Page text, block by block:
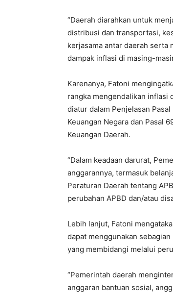
“Daerah diarahkan untuk
distribusi dan transportasi,
kerjasama antar daerah serta
dampak inflasi di masing-
Karenanya, Fatoni
rangka mengendalikan inflasi
diatur dalam Penjelasan
Keuangan Negara dan Pasal
Keuangan Daerah.
“Dalam keadaan darurat,
anggarannya, termasuk
Peraturan Daerah tentang
perubahan APBD dan/atau
Lebih lanjut, Fatoni
dapat menggunakan
yang membidangi melalui
“Pemerintah daerah
anggaran bantuan sosial,